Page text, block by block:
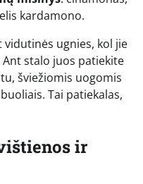
kardamono.
ugnies, kol jie
stalo juos patiekite
šviežiomis uogomis
Tai patiekalas,
ir